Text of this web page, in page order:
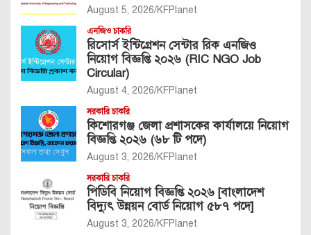
August 5, 2026 KFPlanet
এনজিও চাকরি
রিসোর্স ইন্টিগ্রেশন সেন্টার রিক এনজিও
নিয়োগ বিজ্ঞপ্তি ২০২৬ (RIC NGO Job
Circular)
August 4, 2026 KFPlanet
সরকারি চাকরি
কিশোরগঞ্জ জেলা প্রশাসকের কার্যালয়ে নিয়োগ
বিজ্ঞপ্তি ২০২৬ (৬৮ টি পদে)
August 3, 2026 KFPlanet
সরকারি চাকরি
পিডিবি নিয়োগ বিজ্ঞপ্তি ২০২৬ [বাংলাদেশ
বিদ্যুৎ উন্নয়ন বোর্ড নিয়োগ ৫৮৭ পদে]
August 3, 2026 KFPlanet